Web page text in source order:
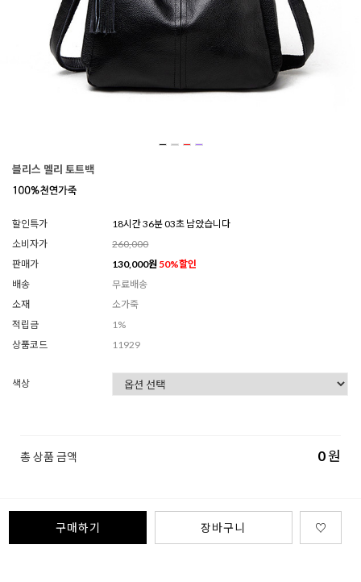
블리스 멜리 토트백
할인특가
18시간 36분 01초 남았습니다
소비자가
260,000
판매가
130,000원 50%할인
배송
무료배송
소재
소가죽
적립금
1%
상품코드
11929
색상
총 상품 금액 0원
구매하기 장바구니 ♡